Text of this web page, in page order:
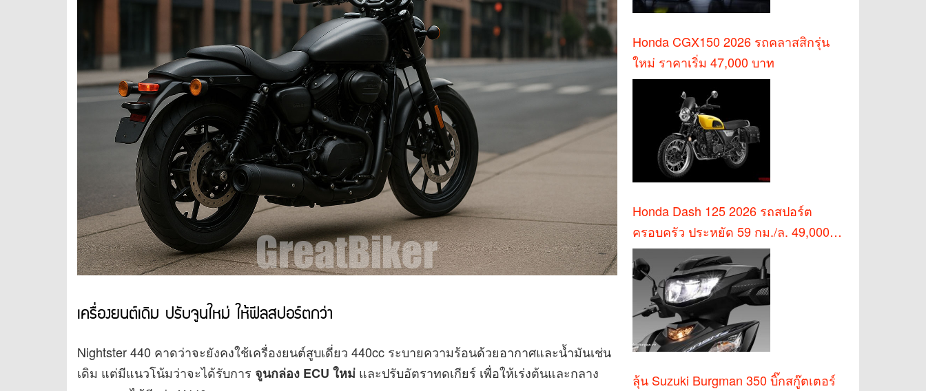
เครื่องยนต์เดิม ปรับจูนใหม่ ให้ฟีลสปอร์ตกว่า
Nightster 440 คาดว่าจะยังคงใช้เครื่องยนต์สูบเดี่ยว 440cc ระบายความร้อนด้วยอากาศและน้ำมันเช่น
เดิม แต่มีแนวโน้มว่าจะได้รับการ จูนกล่อง ECU ใหม่ และปรับอัตราทดเกียร์ เพื่อให้เร่งต้นและกลาง
Honda CGX150 2026 รถคลาสสิกรุ่น
ใหม่ ราคาเริ่ม 47,000 บาท
Honda Dash 125 2026 รถสปอร์ต
ครอบครัว ประหยัด 59 กม./ล. 49,000
บาท
ลุ้น Suzuki Burgman 350 บิ๊กสกู๊ตเตอร์